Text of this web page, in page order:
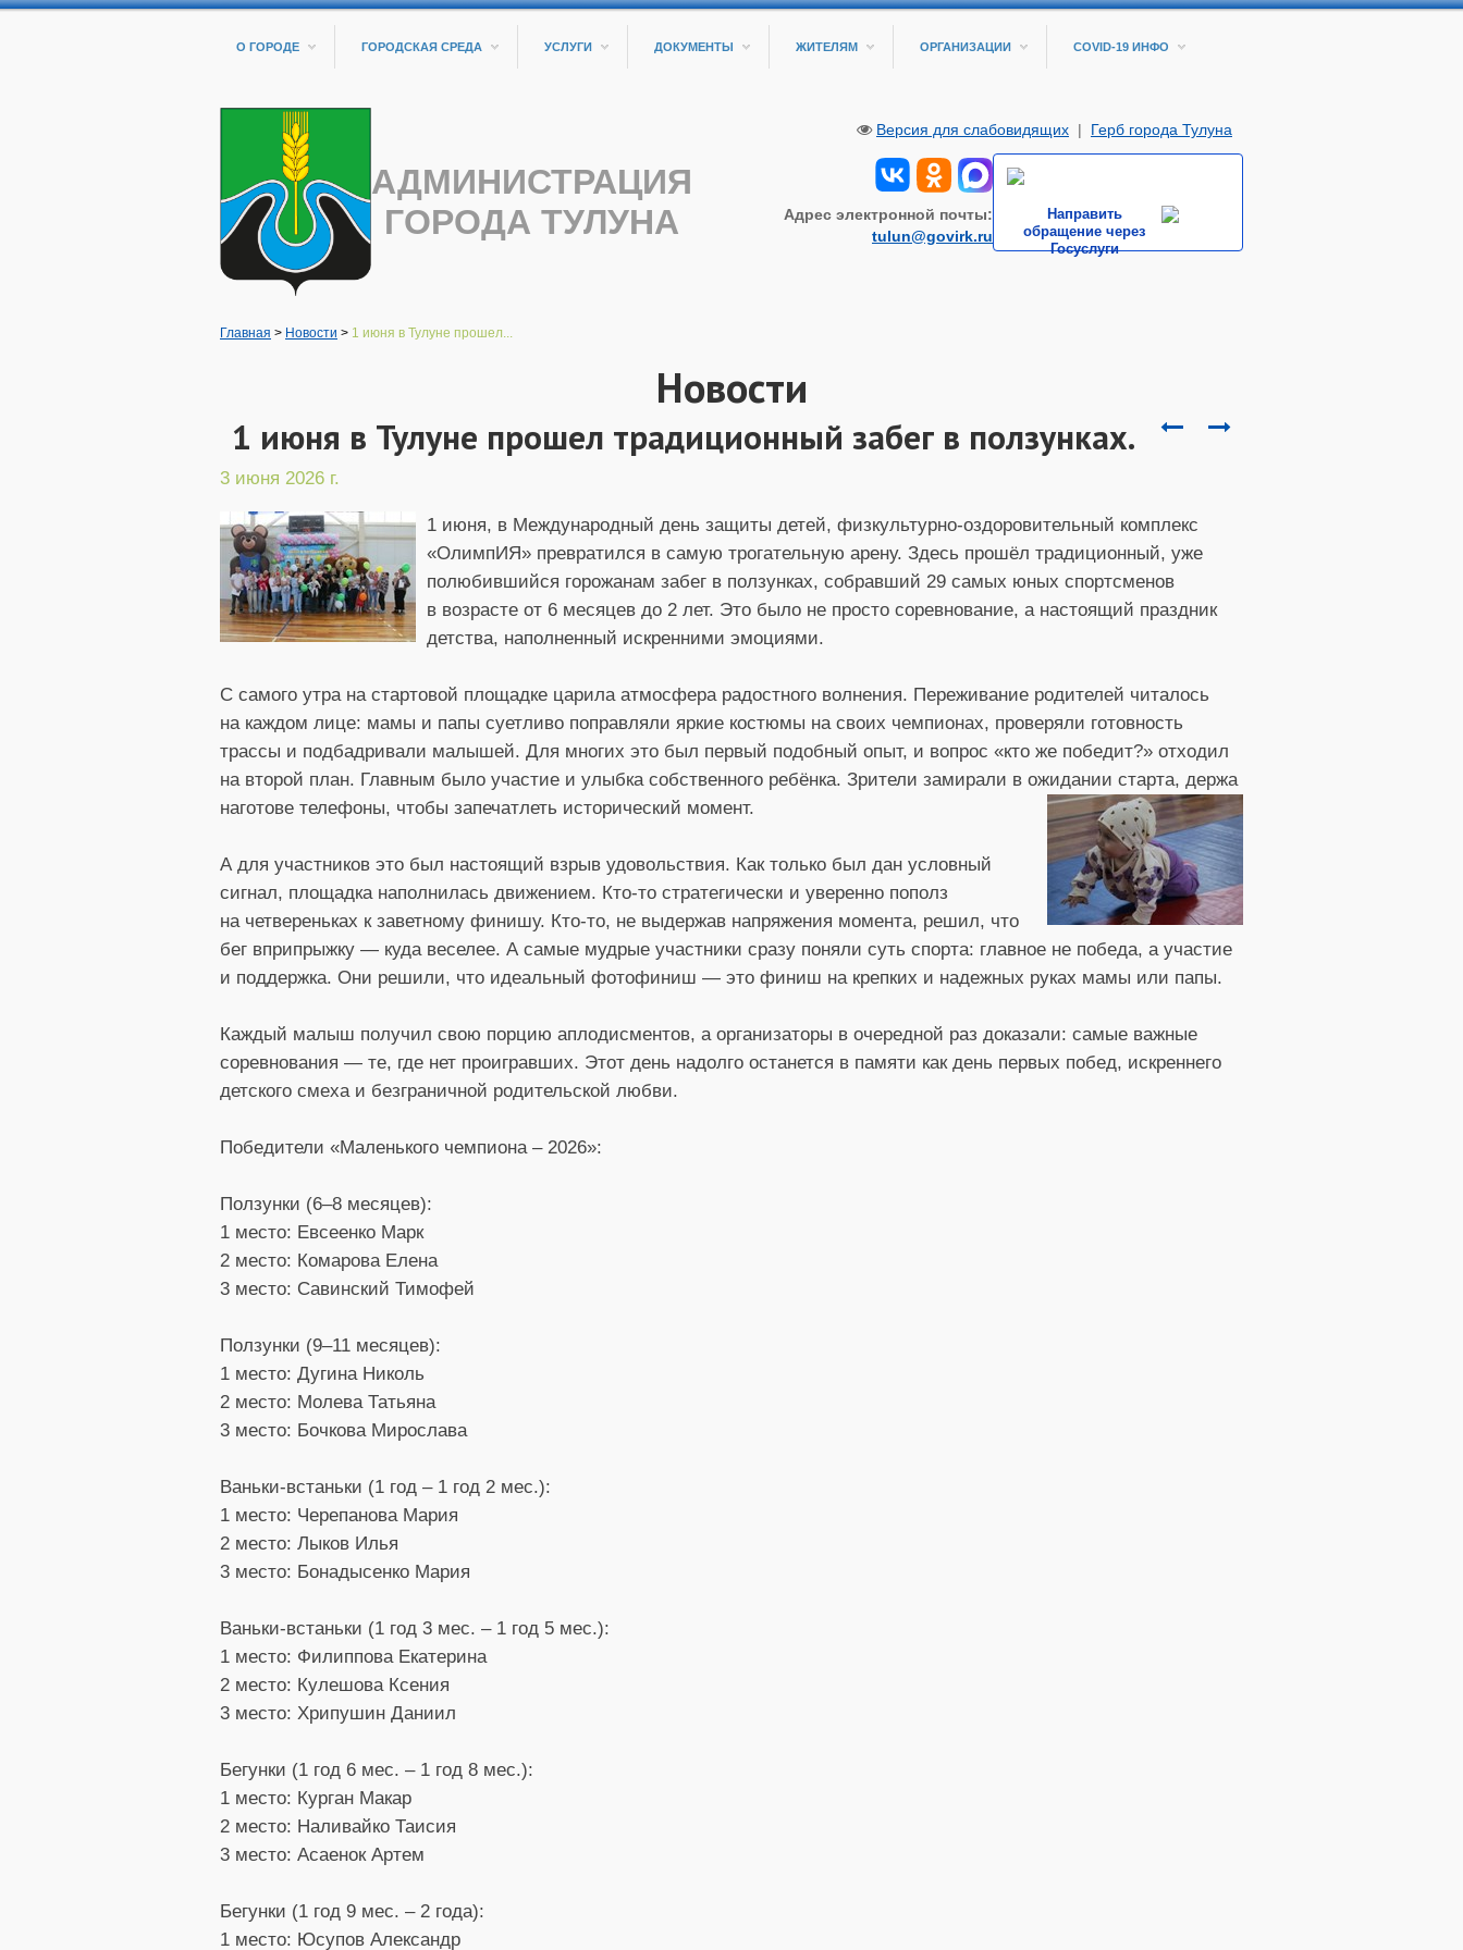
О ГОРОДЕ ГОРОДСКАЯ СРЕДА УСЛУГИ ДОКУМЕНТЫ ЖИТЕЛЯМ ОРГАНИЗАЦИИ COVID-19 ИНФО
АДМИНИСТРАЦИЯ
ГОРОДА ТУЛУНА
Адрес электронной почты:
tulun@govirk.ru
Направить
обращение через
Госуслуги
Версия для слабовидящих | Герб города Тулуна
Главная > Новости > 1 июня в Тулуне прошел...
Новости
1 июня в Тулуне прошел традиционный забег в ползунках.
3 июня 2026 г.
1 июня, в Международный день защиты детей, физкультурно-оздоровительный комплекс
«ОлимпИЯ» превратился в самую трогательную арену. Здесь прошёл традиционный, уже
полюбившийся горожанам забег в ползунках, собравший 29 самых юных спортсменов
в возрасте от 6 месяцев до 2 лет. Это было не просто соревнование, а настоящий праздник
детства, наполненный искренними эмоциями.
С самого утра на стартовой площадке царила атмосфера радостного волнения. Переживание родителей читалось
на каждом лице: мамы и папы суетливо поправляли яркие костюмы на своих чемпионах, проверяли готовность
трассы и подбадривали малышей. Для многих это был первый подобный опыт, и вопрос «кто же победит?» отходил
на второй план. Главным было участие и улыбка собственного ребёнка. Зрители замирали в ожидании старта, держа
наготове телефоны, чтобы запечатлеть исторический момент.
А для участников это был настоящий взрыв удовольствия. Как только был дан условный
сигнал, площадка наполнилась движением. Кто-то стратегически и уверенно пополз
на четвереньках к заветному финишу. Кто-то, не выдержав напряжения момента, решил, что
бег вприпрыжку — куда веселее. А самые мудрые участники сразу поняли суть спорта: главное не победа, а участие
и поддержка. Они решили, что идеальный фотофиниш — это финиш на крепких и надежных руках мамы или папы.
Каждый малыш получил свою порцию аплодисментов, а организаторы в очередной раз доказали: самые важные
соревнования — те, где нет проигравших. Этот день надолго останется в памяти как день первых побед, искреннего
детского смеха и безграничной родительской любви.
Победители «Маленького чемпиона – 2026»:
Ползунки (6–8 месяцев):
1 место: Евсеенко Марк
2 место: Комарова Елена
3 место: Савинский Тимофей
Ползунки (9–11 месяцев):
1 место: Дугина Николь
2 место: Молева Татьяна
3 место: Бочкова Мирослава
Ваньки-встаньки (1 год – 1 год 2 мес.):
1 место: Черепанова Мария
2 место: Лыков Илья
3 место: Бонадысенко Мария
Ваньки-встаньки (1 год 3 мес. – 1 год 5 мес.):
1 место: Филиппова Екатерина
2 место: Кулешова Ксения
3 место: Хрипушин Даниил
Бегунки (1 год 6 мес. – 1 год 8 мес.):
1 место: Курган Макар
2 место: Наливайко Таисия
3 место: Асаенок Артем
Бегунки (1 год 9 мес. – 2 года):
1 место: Юсупов Александр